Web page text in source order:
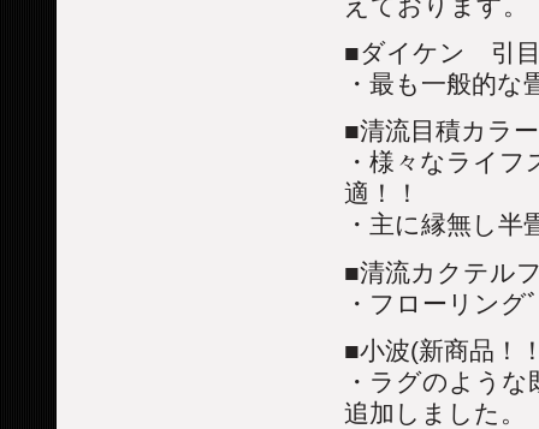
えております。
■ダイケン 引
・最も一般的な
■清流目積カラ
・様々なライ
適！！
・主に縁無し
■清流カクテル
・フローリン
■小波(新商品！
・ラグのよう
追加しました。